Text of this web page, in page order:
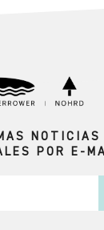
NOTICIAS
POR E-